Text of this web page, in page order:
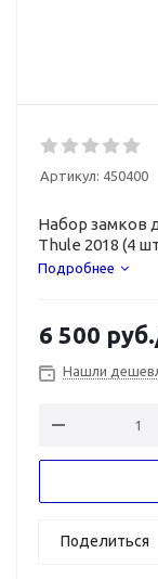
Артикул: 450400
Набор замков
Thule 2018 (4
Подробнее
6 500 руб.
Нашли
Поделиться